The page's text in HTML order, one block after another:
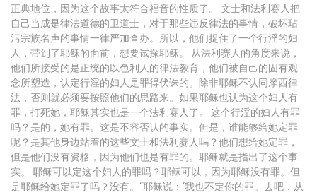
正典地位，因为这个故事太符合福音的性质了。 文士和法利赛人把
自己当成是律法道德的卫道士，对于那些违反律法的事情，破坏玷
污宗族名声的事情一律严加查办。所以，他们捉住了一个行淫的妇
人，带到了耶稣的面前，想要试探耶稣。 从法利赛人的角度来说，
他们所接受的是正统的以色利人的律法教育，他们被自己的固有观
念所塑造，认定行淫的妇人是罪得伏诛的。除非耶稣不认同摩西律
法，否则就必须要按照他们的思路来。如果耶稣也认为这个妇人有
罪，打死她，耶稣其实也是一个法利赛人了。 这个行淫的妇人有罪
吗？是的，她有罪。这是不容否认的事实。但是，谁能够给她定罪
呢？是其他身边站着的这些文士和法利赛人吗？他们想给她定罪，
但是他们没有资格，因为他们也是有罪的。耶稣就是指出了这个事
实。 耶稣可以定这个妇人的罪吗？耶稣可以，因为耶稣没有罪。但
是耶稣给她定罪了吗？没有。“耶稣说：‘我也不定你的罪。去吧，从